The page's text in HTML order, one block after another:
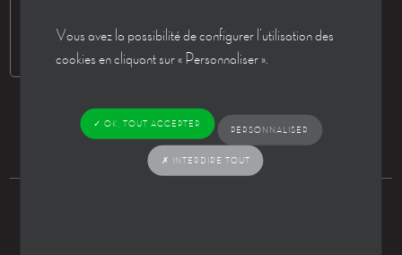
Vous avez la possibilité de configurer l’utilisation des
cookies en cliquant sur « Personnaliser ».
✓ OK, TOUT ACCEPTER
PERSONNALISER
✗ INTERDIRE TOUT